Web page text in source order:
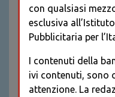
con qualsiasi
esclusiva
Pubblicitaria per
I contenuti della
ivi contenuti, sono
attenzione. La